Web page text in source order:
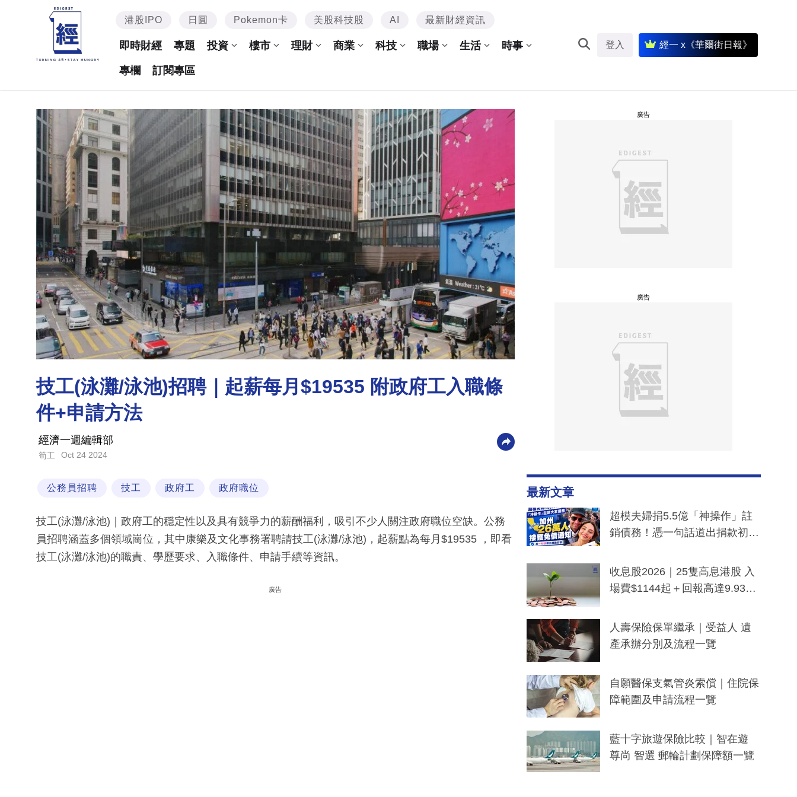
港股IPO 日圓 Pokemon卡 美股科技股 AI 最新財經資訊
即時財經 專題 投資 樓市 理財 商業 科技 職場 生活 時事
專欄 訂閱專區
登入 經一 x《華爾街日報》
技工(泳灘/泳池)招聘｜起薪每月$19535 附政府工入職條
件+申請方法
經濟一週編輯部
筍工 Oct 24 2024
公務員招聘 技工 政府工 政府職位
技工(泳灘/泳池)｜政府工的穩定性以及具有競爭力的薪酬福利，吸引不少人關注政府職位空缺。公務
員招聘涵蓋多個領域崗位，其中康樂及文化事務署聘請技工(泳灘/泳池)，起薪點為每月$19535 ，即看
技工(泳灘/泳池)的職責、學歷要求、入職條件、申請手續等資訊。
廣告
廣告
廣告
最新文章
超模夫婦捐5.5億「神操作」註
銷債務！憑一句話道出捐款初
一度被誤當詐騙手段
收息股2026｜25隻高息港股 入
場費$1144起＋回報高達9.93
人壽保險保單繼承｜受益人 遺
產承辦分別及流程一覽
自願醫保支氣管炎索償｜住院保
障範圍及申請流程一覽
藍十字旅遊保險比較｜智在遊
尊尚 智選 郵輪計劃保障額一覽